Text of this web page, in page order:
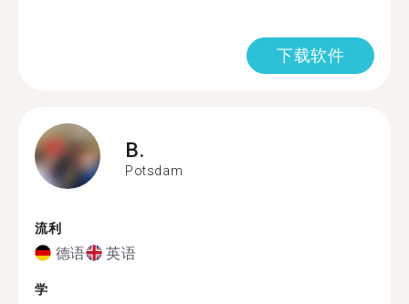
下载软件
B.
Potsdam
流利
德语 英语
学